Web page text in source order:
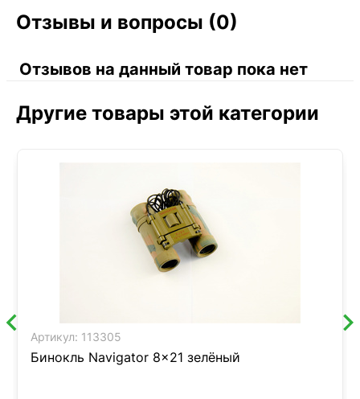
Отзывы и вопросы (0)
Отзывов на данный товар пока нет
Другие товары этой категории
Артикул: 113305
Бинокль Navigator 8x21 зелёный